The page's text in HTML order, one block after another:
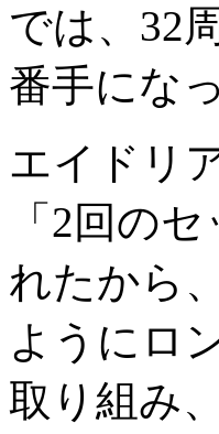
では、32
番手にな
エイドリ
「2回の
れたから
ようにロ
取り組み